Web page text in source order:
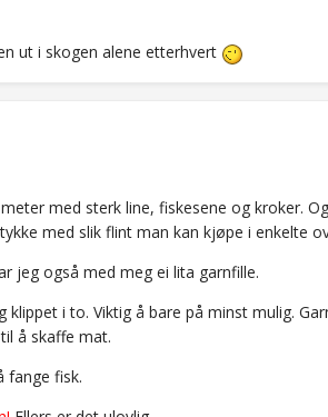
ut i skogen alene etterhvert
med sterk line, fiskesene og kroker.
med slik flint man kan kjøpe i enkelte
jeg også med meg ei lita garnfille.
i to. Viktig å bare på minst mulig.
å skaffe mat.
fange fisk.